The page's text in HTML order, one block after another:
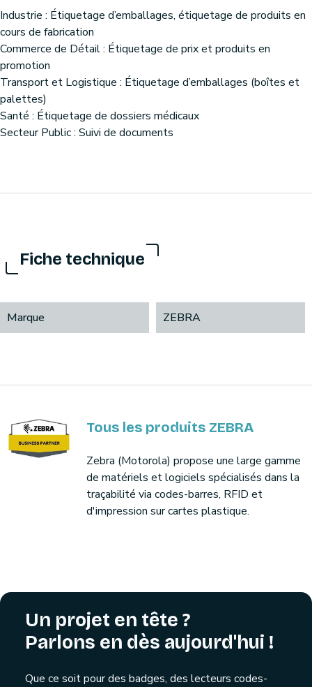
Industrie : Étiquetage d’emballages, étiquetage de produits en
cours de fabrication
Commerce de Détail : Étiquetage de prix et produits en
promotion
Transport et Logistique : Étiquetage d’emballages (boîtes et
palettes)
Santé : Étiquetage de dossiers médicaux
Secteur Public : Suivi de documents
Fiche technique
Marque ZEBRA
Tous les produits ZEBRA
Zebra (Motorola) propose une large gamme
de matériels et logiciels spécialisés dans la
traçabilité via codes-barres, RFID et
d'impression sur cartes plastique.
Un projet en tête ?
Parlons en dès aujourd'hui !
Que ce soit pour des badges, des lecteurs codes-